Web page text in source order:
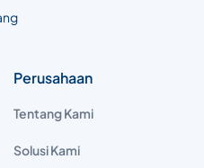
Perusahaan
Tentang Kami
Solusi Kami